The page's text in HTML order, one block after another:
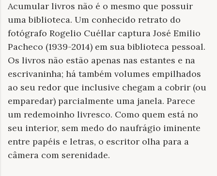
Acumular livros não é o mesmo que possuir
uma biblioteca. Um conhecido retrato do
fotógrafo Rogelio Cuéllar captura José Emilio
Pacheco (1939-2014) em sua biblioteca pessoal.
Os livros não estão apenas nas estantes e na
escrivaninha; há também volumes empilhados
ao seu redor que inclusive chegam a cobrir (ou
emparedar) parcialmente uma janela. Parece
um redemoinho livresco. Como quem está no
seu interior, sem medo do naufrágio iminente
entre papéis e letras, o escritor olha para a
câmera com serenidade.